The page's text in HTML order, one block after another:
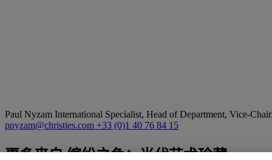
Paul Nyzam International Specialist, Head of Department, Vice-
pnyzam@christies.com +33 (0)1 40 76 84 15
更多来自缤纷之色：当代艺术珍藏